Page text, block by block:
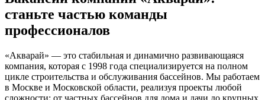
станьте частью команды
профессионалов
«Акварай» — это стабильная и динамично развивающаяся
компания, которая с 1998 года специализируется на полном
цикле строительства и обслуживания бассейнов. Мы работаем
в Москве и Московской области, реализуя проекты любой
сложности: от частных бассейнов для дома и дачи до крупных